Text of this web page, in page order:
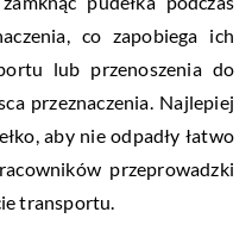
co zapobiega ich
lub przenoszenia do
przeznaczenia. Najlepiej
aby nie odpadły łatwo
przeprowadzki
transportu.